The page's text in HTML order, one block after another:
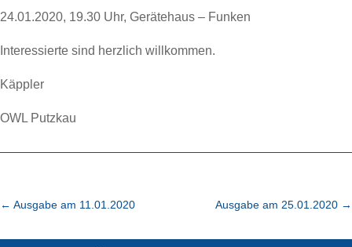
24.01.2020, 19.30 Uhr, Gerätehaus – Funken
Interessierte sind herzlich willkommen.
Käppler
OWL Putzkau
← Ausgabe am 11.01.2020 Ausgabe am 25.01.2020 →